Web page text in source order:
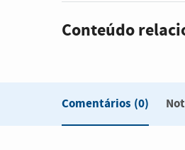
Conteúdo
Comentários (0)